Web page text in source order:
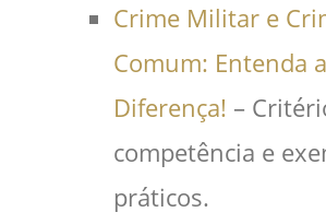
Crime Militar e
Comum: Entenda a
Diferença! –
competência e
práticos.